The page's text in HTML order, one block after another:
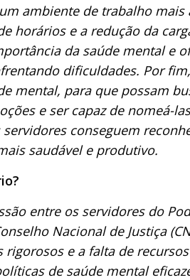
ambiente de trabalho
horários e a redução da
da saúde mental e
dificuldades. Por
mental, para que possam
e ser capaz de nomeá-
conseguem
saudável e produtivo.
entre os servidores do
Nacional de Justiça
e a falta de
de saúde mental